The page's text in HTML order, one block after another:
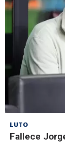
LUTO
Fallece